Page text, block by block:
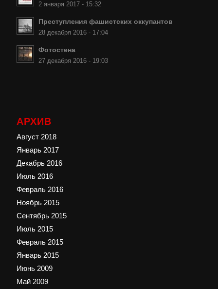
2 января 2017 - 15:32
Преступления фашистских оккупантов
28 декабря 2016 - 17:04
Фотостена
27 декабря 2016 - 19:03
АРХИВ
Август 2018
Январь 2017
Декабрь 2016
Июль 2016
Февраль 2016
Ноябрь 2015
Сентябрь 2015
Июль 2015
Февраль 2015
Январь 2015
Июнь 2009
Май 2009